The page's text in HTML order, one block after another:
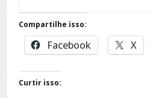
Compartilhe isso:
Facebook X
Curtir isso: